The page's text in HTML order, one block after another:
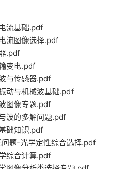
流基础.pdf
流图像选择.pdf
.pdf
变电.pdf
与传感器.pdf
动与机械波基础.pdf
图像专题.pdf
波的多解问题.pdf
础知识.pdf
题-光学定性综合选择.pdf
综合计算.pdf